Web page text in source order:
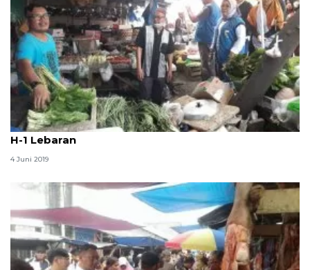
Tim Penetrasi Pasar inspeksi harga bahan pokok
H-1 Lebaran
4 Juni 2019